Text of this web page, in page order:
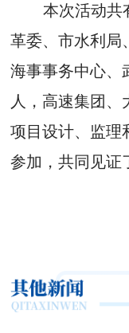
本次活动共
革委、市水利局
海事事务中心、
人，高速集团、
项目设计、监理
参加，共同见证